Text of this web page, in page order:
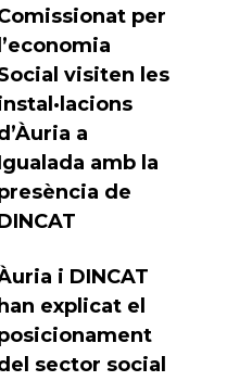
per
l’economia
visiten les
a
amb la
de
i DINCAT
han explicat el
sector social